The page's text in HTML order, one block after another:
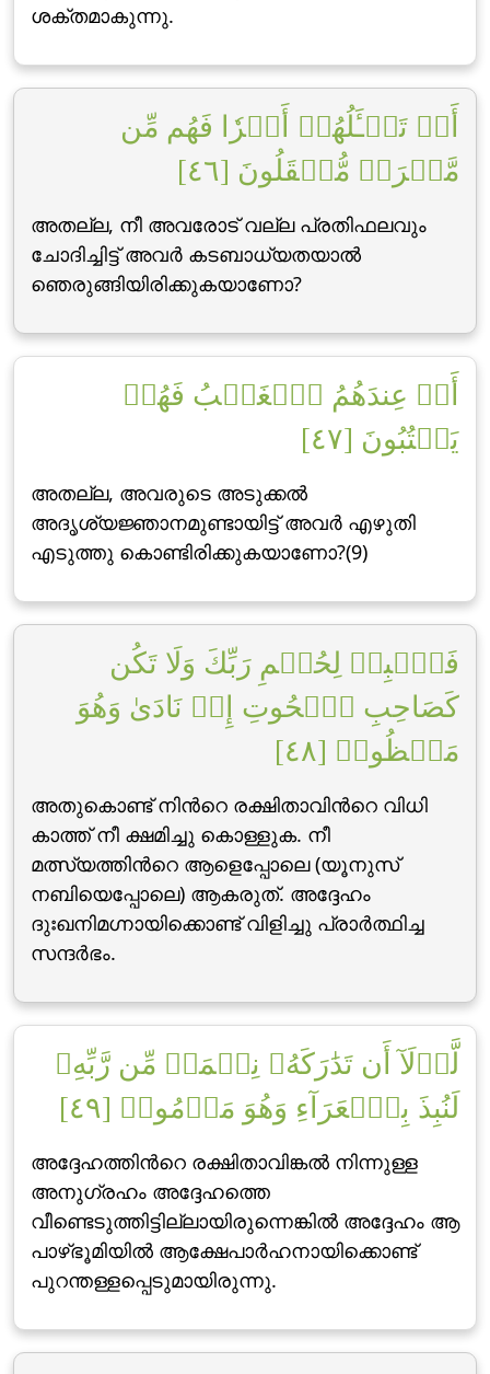
ശക്തമാകുന്നു.
أَمۡ تَسۡـَٔلُهُمۡ أَجۡرٗا فَهُم مِّن
مَّغۡرَمٖ مُّثۡقَلُونَ [٤٦]
അതല്ല, നീ അവരോട് വല്ല പ്രതിഫലവും
ചോദിച്ചിട്ട് അവര്‍ കടബാധ്യതയാല്‍
ഞെരുങ്ങിയിരിക്കുകയാണോ?
أَمۡ عِندَهُمُ ٱلۡغَيۡبُ فَهُمۡ
يَكۡتُبُونَ [٤٧]
അതല്ല, അവരുടെ അടുക്കല്‍
അദൃശ്യജ്ഞാനമുണ്ടായിട്ട് അവര്‍ എഴുതി
എടുത്തു കൊണ്ടിരിക്കുകയാണോ?(9)
فَٱصۡبِرۡ لِحُكۡمِ رَبِّكَ وَلَا تَكُن
كَصَاحِبِ ٱلۡحُوتِ إِذۡ نَادَىٰ وَهُوَ
مَكۡظُومٞ [٤٨]
അതുകൊണ്ട് നിന്‍റെ രക്ഷിതാവിന്‍റെ വിധി
കാത്ത് നീ ക്ഷമിച്ചു കൊള്ളുക. നീ
മത്സ്യത്തിന്‍റെ ആളെപ്പോലെ (യൂനുസ്
നബിയെപ്പോലെ) ആകരുത്‌. അദ്ദേഹം
ദുഃഖനിമഗ്നായിക്കൊണ്ട് വിളിച്ചു പ്രാര്‍ത്ഥിച്ച
സന്ദര്‍ഭം.
لَّوۡلَآ أَن تَدَٰرَكَهُۥ نِعۡمَةٞ مِّن رَّبِّهِۦ
لَنُبِذَ بِٱلۡعَرَآءِ وَهُوَ مَذۡمُومٞ [٤٩]
അദ്ദേഹത്തിന്‍റെ രക്ഷിതാവിങ്കല്‍ നിന്നുള്ള
അനുഗ്രഹം അദ്ദേഹത്തെ
വീണ്ടെടുത്തിട്ടില്ലായിരുന്നെങ്കില്‍ അദ്ദേഹം ആ
പാഴ്ഭൂമിയില്‍ ആക്ഷേപാര്‍ഹനായിക്കൊണ്ട്
പുറന്തള്ളപ്പെടുമായിരുന്നു.